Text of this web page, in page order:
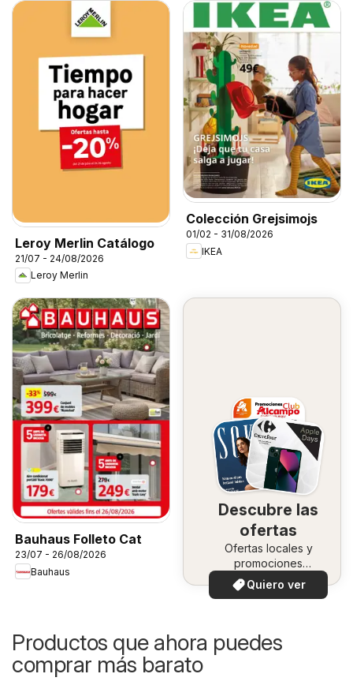
Leroy Merlin Catálogo
21/07 - 24/08/2026
Leroy Merlin
Colección Grejsimojs
01/02 - 31/08/2026
IKEA
Bauhaus Folleto Cat
23/07 - 26/08/2026
Bauhaus
Descubre las
ofertas
Ofertas locales y
promociones
especiales.
Quiero ver
Productos que ahora puedes
comprar más barato